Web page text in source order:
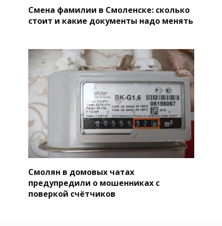
Смена фамилии в Смоленске: сколько
стоит и какие документы надо менять
Смолян в домовых чатах
предупредили о мошенниках с
поверкой счётчиков